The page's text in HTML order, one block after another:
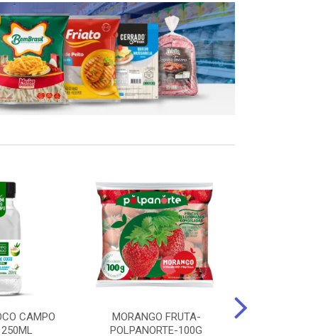
CAMPO
MORANGO FRUTA-
POLPANORTE-100G